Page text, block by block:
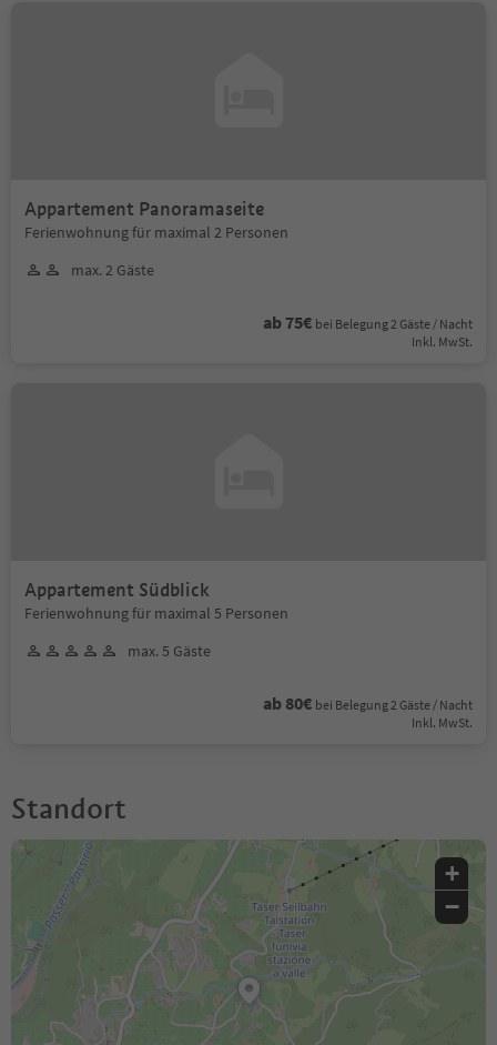
Appartement Panoramaseite
Ferienwohnung für maximal 2 Personen
max. 2 Gäste
ab 75€ bei Belegung 2 Gäste / Nacht
Inkl. MwSt.
Appartement Südblick
Ferienwohnung für maximal 5 Personen
max. 5 Gäste
ab 80€ bei Belegung 2 Gäste / Nacht
Inkl. MwSt.
Standort
+
−